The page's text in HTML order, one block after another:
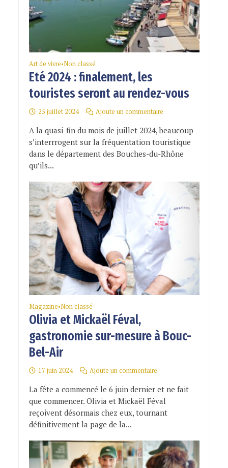
Art de vivre•Non classé
Eté 2024 : finalement, les
touristes seront au rendez-vous
25 juillet 2024 Ajoute un commentaire
A la quasi-fin du mois de juillet 2024, beaucoup
s’interrrogent sur la fréquentation touristique
dans le département des Bouches-du-Rhône
qu’ils...
Magazine•Non classé
Olivia et Mickaël Féval,
gastronomie sur-mesure à Bouc-
Bel-Air
17 juin 2024 Ajoute un commentaire
La fête a commencé le 6 juin dernier et ne fait
que commencer. Olivia et Mickaël Féval
reçoivent désormais chez eux, tournant
définitivement la page de la...